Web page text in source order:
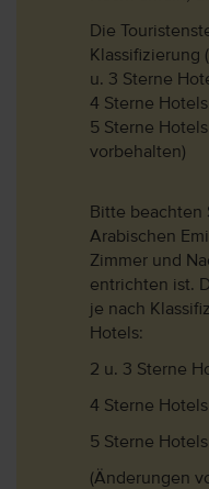
Die
Klassifizierung
u. 3 Sterne
4 Sterne
5 Sterne
vorbehalten)
Bitte beachten
Arabischen
Zimmer und
entrichten ist.
je nach
Hotels:
2 u. 3 Sterne
4 Sterne
5 Sterne
(Änderungen